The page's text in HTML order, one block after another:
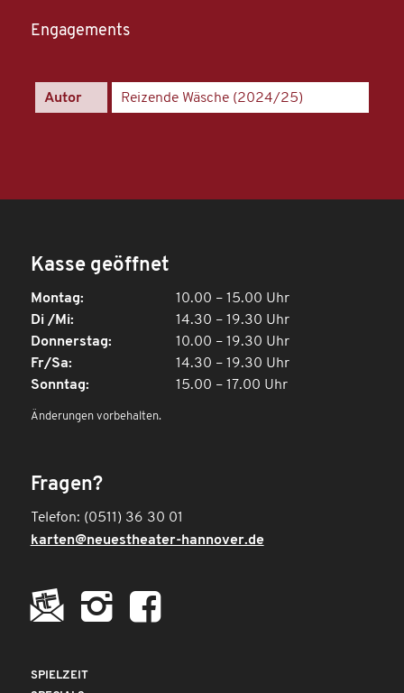
Engagements
Autor Reizende Wäsche (2024/25)
Kasse geöffnet
Montag:
10.00 – 15.00 Uhr
Di /Mi:
14.30 – 19.30 Uhr
Donnerstag:
10.00 – 19.30 Uhr
Fr/Sa:
14.30 – 19.30 Uhr
Sonntag:
15.00 – 17.00 Uhr
Änderungen vorbehalten.
Fragen?
Telefon: (0511) 36 30 01
karten@neuestheater-hannover.de
SPIELZEIT